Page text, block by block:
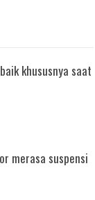
khususnya saat
merasa suspensi